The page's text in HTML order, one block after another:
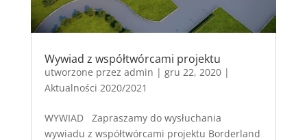
Wywiad z współtwórcami projektu
utworzone przez admin | gru 22, 2020|
Aktualności 2020/2021
WYWIAD Zapraszamy do wysłuchania
wywiadu z współtwórcami projektu Borderland